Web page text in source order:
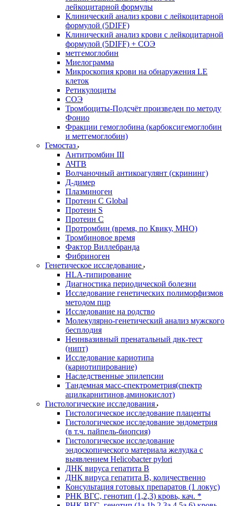
лейкоцитарной формулы
Клинический анализ крови с лейкоцитарной
формулой (5DIFF)
Клинический анализ крови с лейкоцитарной
формулой (5DIFF) + СОЭ
метгемоглобин
Миелограмма
Микроскопия крови на обнаружения LE
клеток
Ретикулоциты
СОЭ
Тромбоциты-Подсчёт произведен по методу
Фонио
Фракции гемоглобина (карбоксигемоглобин
и метгемоглобин)
Гемостаз
Антитромбин III
АЧТВ
Волчаночный антикоагулянт (скрининг)
Д-димер
Плазминоген
Протеин C Global
Протеин S
Протеин С
Протромбин (время, по Квику, МНО)
Тромбиновое время
Фактор Виллебранда
Фибриноген
Генетическое исследование
HLA-типирование
Диагностика периодической болезни
Исследование генетических полиморфизмов
методом пцр
Исследование на родство
Молекулярно-генетический анализ мужского
бесплодия
Неинвазивный пренатальный днк-тест
(нипт)
Исследование кариотипа
(кариотипирование)
Наследственные эпилепсии
Тандемная масс-спектрометрия(спектр
ацилкарнитинов,аминокислот)
Гистологические исследования
Гистологическое исследование плаценты
Гистологическое исследование эндометрия
(в т.ч. пайпель-биопсия)
Гистологическое исследование
эндоскопического материала желудка с
выявлением Helicobacter pylori
ДНК вируса гепатита B
ДНК вируса гепатита B, количественно
Консультация готовых препаратов (1 локус)
РНК ВГC, генотип (1,2,3) кровь, кач. *